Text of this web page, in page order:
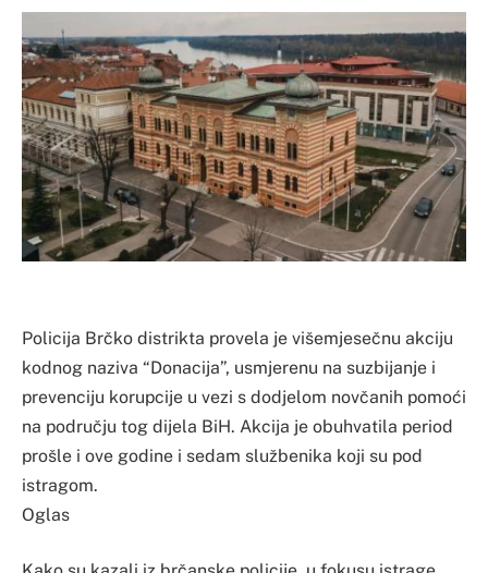
Policija Brčko distrikta provela je višemjesečnu akciju
kodnog naziva “Donacija”, usmjerenu na suzbijanje i
prevenciju korupcije u vezi s dodjelom novčanih pomoći
na području tog dijela BiH. Akcija je obuhvatila period
prošle i ove godine i sedam službenika koji su pod
istragom.
Oglas